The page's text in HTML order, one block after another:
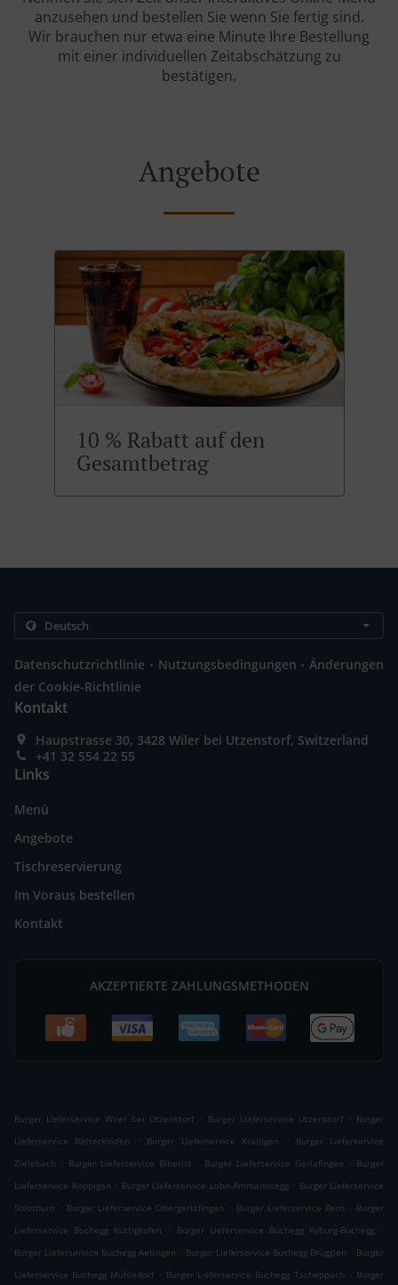
anzusehen und bestellen Sie wenn Sie fertig sind.
Wir brauchen nur etwa eine Minute Ihre Bestellung
mit einer individuellen Zeitabschätzung zu
bestätigen.
Angebote
10 % Rabatt auf den
Gesamtbetrag
Datenschutzrichtlinie . Nutzungsbedingungen . Änderungen
der Cookie-Richtlinie
Kontakt
Haupstrasse 30, 3428 Wiler bei Utzenstorf, Switzerland
+41 32 554 22 55
Links
Menü
Angebote
Tischreservierung
Im Voraus bestellen
Kontakt
AKZEPTIERTE ZAHLUNGSMETHODEN
Burger Lieferservice Wiler bei Utzenstorf . Burger Lieferservice Utzenstorf . Burger
Lieferservice Bätterkinden
. Burger Lieferservice Kräiligen .
Burger Lieferservice
Zielebach
. Burger Lieferservice Biberist . Burger Lieferservice Gerlafingen . Burger
Lieferservice Koppigen . Burger Lieferservice Lohn-Ammannsegg . Burger Lieferservice
Solothurn . Burger Lieferservice Obergerlafingen . Burger Lieferservice Bern . Burger
Lieferservice Buchegg Küttigkofen
. Burger Lieferservice Buchegg Kyburg-Buchegg
.
Burger Lieferservice Buchegg Aetingen . Burger Lieferservice Buchegg Brügglen . Burger
Lieferservice Buchegg Mühledorf . Burger Lieferservice Buchegg Tscheppach . Burger